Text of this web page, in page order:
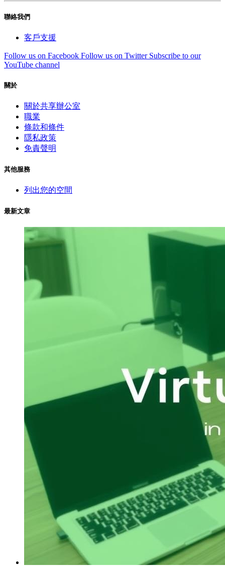
聯絡我們
客戶支援
Follow us on Facebook Follow us on Twitter Subscribe to our
YouTube channel
關於
關於共享辦公室
職業
條款和條件
隱私政策
免責聲明
其他服務
列出您的空間
最新文章